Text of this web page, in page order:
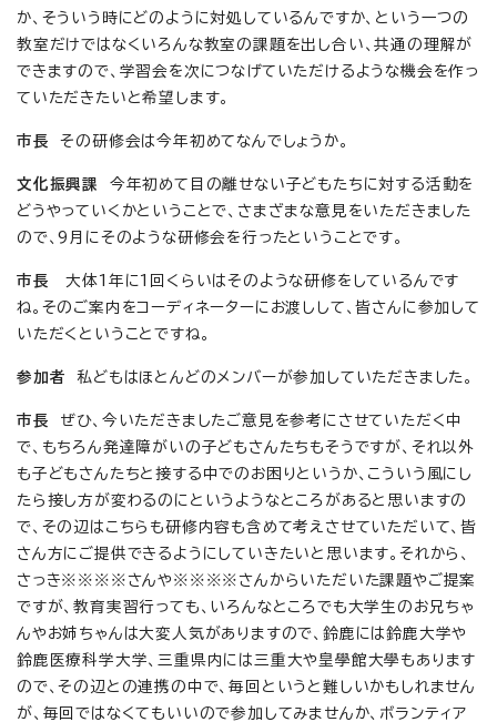
か、そういう時にどのように対処しているんですか、という一つの
教室だけではなくいろんな教室の課題を出し合い、共通の理解が
できますので、学習会を次につなげていただけるような機会を作っ
ていただきたいと希望します。
市長 その研修会は今年初めてなんでしょうか。
文化振興課
今年初めて目の離せない子どもたちに対する活動を
どうやっていくかということで、さまざまな意見をいただきました
ので、9月にそのような研修会を行ったということです。
市長
大体1年に1回くらいはそのような研修をしているんです
ね。そのご案内をコーディネーターにお渡しして、皆さんに参加して
いただくということですね。
参加者 私どもはほとんどのメンバーが参加していただきました。
市長
ぜひ、今いただきましたご意見を参考にさせていただく中
で、もちろん発達障がいの子どもさんたちもそうですが、それ以外
も子どもさんたちと接する中でのお困りというか、こういう風にし
たら接し方が変わるのにというようなところがあると思いますの
で、その辺はこちらも研修内容も含めて考えさせていただいて、皆
さん方にご提供できるようにしていきたいと思います。それから、
さっき※※※※さんや※※※※さんからいただいた課題やご提案
ですが、教育実習行っても、いろんなところでも大学生のお兄ちゃ
んやお姉ちゃんは大変人気がありますので、鈴鹿には鈴鹿大学や
鈴鹿医療科学大学、三重県内には三重大や皇學館大學もあります
ので、その辺との連携の中で、毎回というと難しいかもしれません
が、毎回ではなくてもいいので参加してみませんか、ボランティア